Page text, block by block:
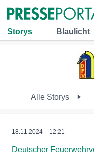
Storys Blaulicht
Alle Storys
18.11.2024 – 12:21
Deutscher